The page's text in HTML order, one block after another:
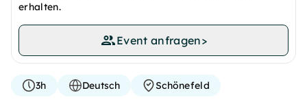
erhalten.
Event anfragen>
3h Deutsch Schönefeld